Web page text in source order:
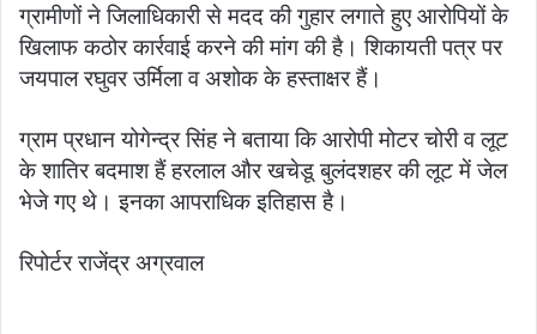
ग्रामीणों ने जिलाधिकारी से मदद की गुहार लगाते हुए आरोपियों के
खिलाफ कठोर कार्रवाई करने की मांग की है। शिकायती पत्र पर
जयपाल रघुवर उर्मिला व अशोक के हस्ताक्षर हैं।
ग्राम प्रधान योगेन्द्र सिंह ने बताया कि आरोपी मोटर चोरी व लूट
के शातिर बदमाश हैं हरलाल और खचेडू बुलंदशहर की लूट में जेल
भेजे गए थे। इनका आपराधिक इतिहास है।
रिपोर्टर राजेंद्र अग्रवाल